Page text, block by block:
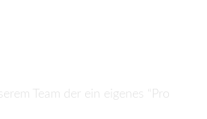
Team der ein eigenes “Pro